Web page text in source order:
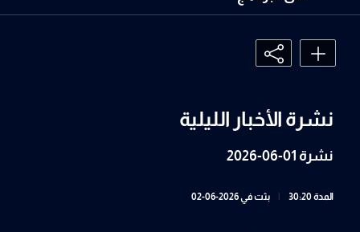
نشرة الأخبار الليلية
نشرة 01-06-2026
المدة 30:20 بثت في 2026-06-02